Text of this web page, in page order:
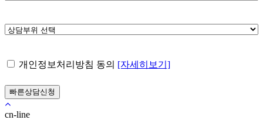
호
상
위
택
*
개
정
보
처
개인정보처리방침 동의 [자세히보기]
cn-line